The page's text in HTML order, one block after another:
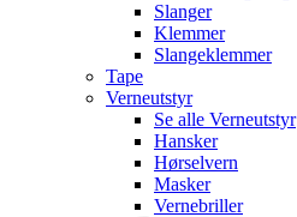
Slanger
Klemmer
Slangeklemmer
Tape
Verneutstyr
Se alle Verneutstyr
Hansker
Hørselvern
Masker
Vernebriller